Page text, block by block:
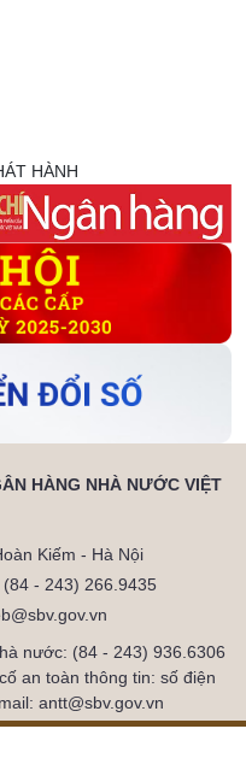
HÀNH
HÀNG NHÀ NƯỚC VIỆT
Kiếm - Hà Nội
- 243) 266.9435
nước: (84 - 243) 936.6306
an toàn thông tin: số điện
antt@sbv.gov.vn